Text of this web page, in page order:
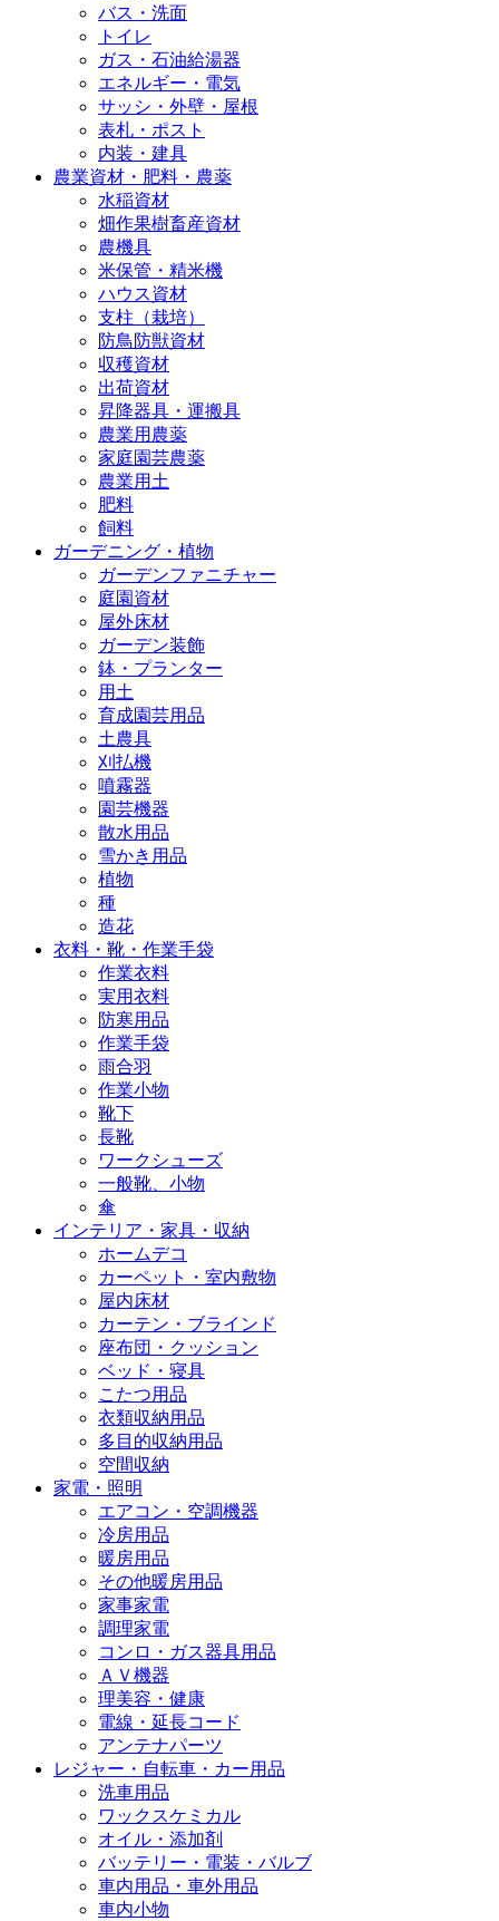
バス・洗面
トイレ
ガス・石油給湯器
エネルギー・電気
サッシ・外壁・屋根
表札・ポスト
内装・建具
農業資材・肥料・農薬
水稲資材
畑作果樹畜産資材
農機具
米保管・精米機
ハウス資材
支柱（栽培）
防鳥防獣資材
収穫資材
出荷資材
昇降器具・運搬具
農業用農薬
家庭園芸農薬
農業用土
肥料
飼料
ガーデニング・植物
ガーデンファニチャー
庭園資材
屋外床材
ガーデン装飾
鉢・プランター
用土
育成園芸用品
土農具
刈払機
噴霧器
園芸機器
散水用品
雪かき用品
植物
種
造花
衣料・靴・作業手袋
作業衣料
実用衣料
防寒用品
作業手袋
雨合羽
作業小物
靴下
長靴
ワークシューズ
一般靴、小物
傘
インテリア・家具・収納
ホームデコ
カーペット・室内敷物
屋内床材
カーテン・ブラインド
座布団・クッション
ベッド・寝具
こたつ用品
衣類収納用品
多目的収納用品
空間収納
家電・照明
エアコン・空調機器
冷房用品
暖房用品
その他暖房用品
家事家電
調理家電
コンロ・ガス器具用品
ＡＶ機器
理美容・健康
電線・延長コード
アンテナパーツ
レジャー・自転車・カー用品
洗車用品
ワックスケミカル
オイル・添加剤
バッテリー・電装・バルブ
車内用品・車外用品
車内小物